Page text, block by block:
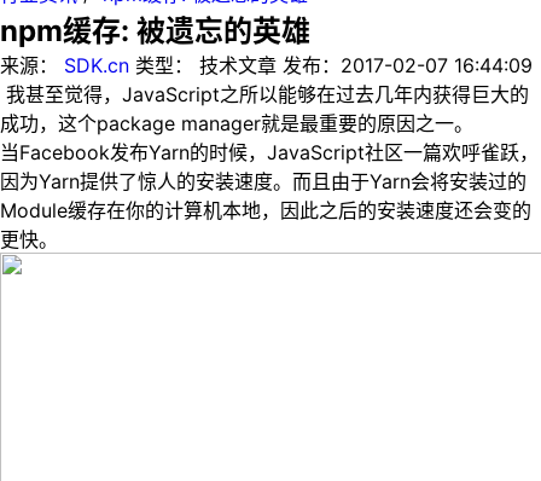
npm缓存: 被遗忘的英雄
来源： SDK.cn 类型： 技术文章 发布： 2017-02-07 16:44:09
我甚至觉得， JavaScript之所以能够在过去几年内获得巨大的
成功，这个package manager就是最重要的原因之一。
当Facebook发布Yarn的时候， JavaScript社区一篇欢呼雀跃，
因为Yarn提供了惊人的安装速度。而且由于Yarn会将安装过的
Module缓存在你的计算机本地，因此之后的安装速度还会变的
更快。